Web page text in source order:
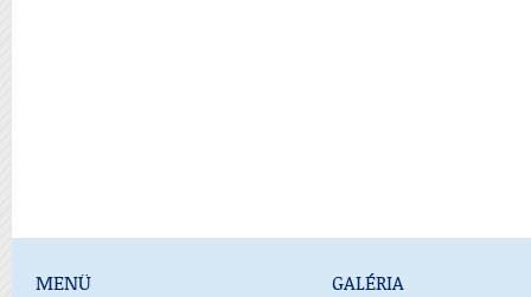
MENÜ GALÉRIA